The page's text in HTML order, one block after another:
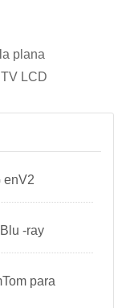
plana
LCD
enV2
-ray
para